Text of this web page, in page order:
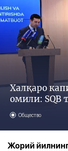
Халқаро
омили: SQB
Общество
Жорий